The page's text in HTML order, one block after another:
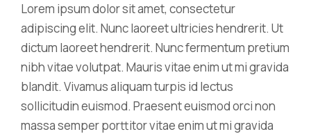
Lorem ipsum dolor sit amet, consectetur
adipiscing elit. Nunc laoreet ultricies hendrerit. Ut
dictum laoreet hendrerit. Nunc fermentum pretium
nibh vitae volutpat. Mauris vitae enim ut mi gravida
blandit. Vivamus aliquam turpis id lectus
sollicitudin euismod. Praesent euismod orci non
massa semper porttitor vitae enim ut mi gravida